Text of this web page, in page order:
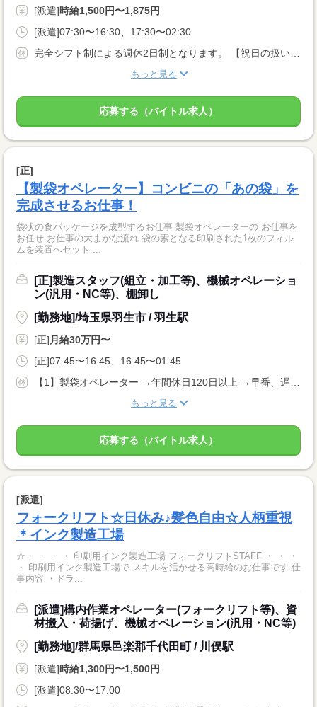
[派遣]時給1,500円〜1,875円
[派遣]07:30〜16:30、17:30〜02:30
もっと見る
応募する（バイトル求人）
[正]
【製袋オペレーター】コンビニの「あの袋」を
完成させるお仕事！
袋状の食パッケージを成型するお仕事 製袋オペレーターの お仕事を
お任せ お仕事の大まかな流れ 袋の素となる印刷された1枚のフィル
ムを装置へセット ...
[正]製造スタッフ(組立・加工等)、機械オペレーショ
ン(汎用・NC等)、棚卸し
[勤務地]/埼玉県羽生市 / 羽生駅
[正] 月給30万円〜
[正]07:45〜16:45、16:45〜01:45
もっと見る
応募する（バイトル求人）
[派遣]
フォークリフト☆日休み♪髪色自由☆人柄重視
＊インク製造工場
☆・ ・ ・ ・ 印刷用インク製造工場 フォークリフトSTAFF ・ ・ ・
・ 印刷用インク製造工場で スキルを活かせる高時給のお仕事です 仕
事内容 ・ドラ...
[派遣]構内作業オペレーター(フォークリフト等)、資
材搬入・荷揚げ、機械オペレーション(汎用・NC等)
[勤務地]/群馬県邑楽郡千代田町 / 川俣駅
[派遣]時給1,300円〜1,500円
[派遣]08:30〜17:00